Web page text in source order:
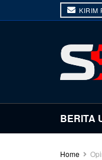
KIRIM
BERITA
Home